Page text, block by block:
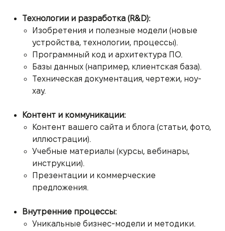
Технологии и разработка (R&D):
Изобретения и полезные модели (новые
устройства, технологии, процессы).
Программный код и архитектура ПО.
Базы данных (например, клиентская база).
Техническая документация, чертежи, ноу-
хау.
Контент и коммуникации:
Контент вашего сайта и блога (статьи, фото,
иллюстрации).
Учебные материалы (курсы, вебинары,
инструкции).
Презентации и коммерческие
предложения.
Внутренние процессы:
Уникальные бизнес-модели и методики.